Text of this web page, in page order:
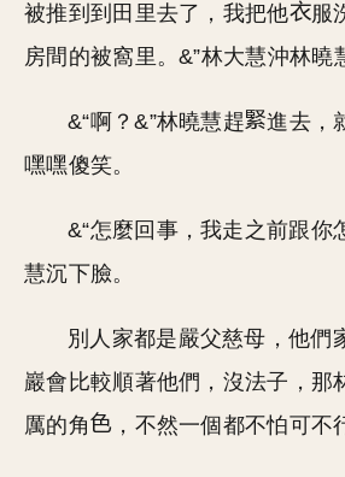
被推到到田里去了，我把他
服
房間的被窩里。&”林大慧沖林曉
&“啊？&”林曉慧趕
進去，
嘿嘿傻笑。
&“怎麼回事，我走之前跟你
慧沉下臉。
別人家都是嚴父慈母，他們
巖會比較順著他們，沒法子，那
厲的角
，不然一個都不怕可不